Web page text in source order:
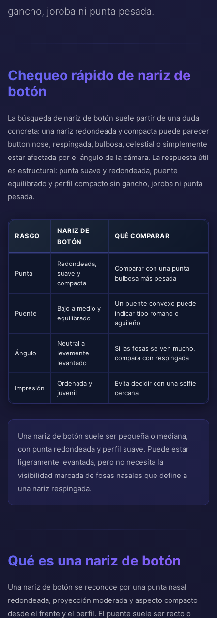
gancho, joroba ni punta pesada.
Chequeo rápido de nariz de
botón
La búsqueda de nariz de botón suele partir de una duda
concreta: una nariz redondeada y compacta puede parecer
button nose, respingada, bulbosa, celestial o simplemente
estar afectada por el ángulo de la cámara. La respuesta útil
es estructural: punta suave y redondeada, puente
equilibrado y perfil compacto sin gancho, joroba ni punta
pesada.
RASGO
NARIZ DE
BOTÓN
QUÉ COMPARAR
Punta
Redondeada,
suave y
compacta
Comparar con una punta
bulbosa más pesada
Puente
Bajo a medio y
equilibrado
Un puente convexo puede
indicar tipo romano o
aguileño
Ángulo
Neutral a
levemente
levantado
Si las fosas se ven mucho,
compara con respingada
Impresión
Ordenada y
juvenil
Evita decidir con una selfie
cercana
Una nariz de botón suele ser pequeña o mediana,
con punta redondeada y perfil suave. Puede estar
ligeramente levantada, pero no necesita la
visibilidad marcada de fosas nasales que define a
una nariz respingada.
Qué es una nariz de botón
Una nariz de botón se reconoce por una punta nasal
redondeada, proyección moderada y aspecto compacto
desde el frente y el perfil. El puente suele ser recto o